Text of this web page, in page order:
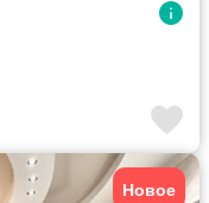
Новое